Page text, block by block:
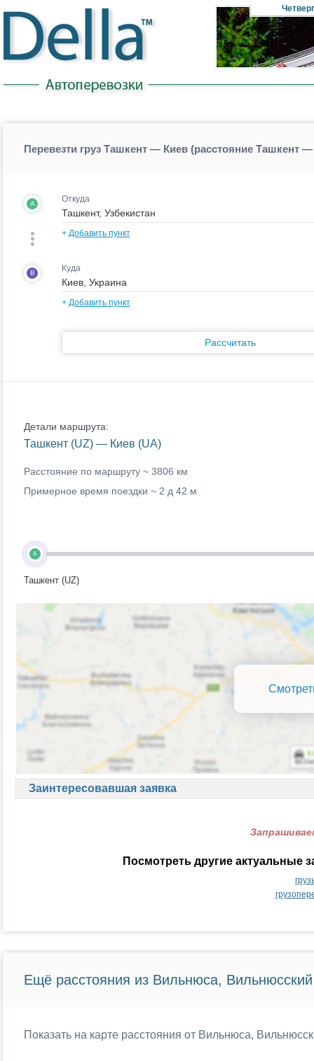
Четверг
Перевезти груз Ташкент — Киев (расстояние Ташкент
A Откуда
+ Добавить пункт
B Куда
+ Добавить пункт
Рассчитать
Детали маршрута:
Ташкент (UZ) — Киев (UA)
Расстояние по маршруту ~ 3806 км
Примерное время поездки ~ 2 д 42 м
A
Ташкент (UZ)
Заинтересовавшая заявка
Посмотреть другие актуальные
Ещё расстояния из Вильнюса,
Показать на карте расстояния от Вильнюса,